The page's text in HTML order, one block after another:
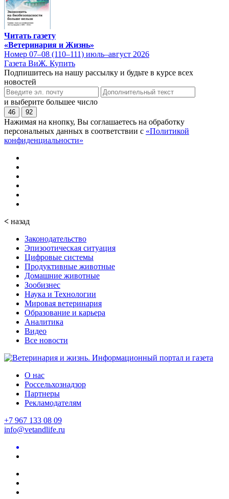
Читать газету
«Ветеринария и Жизнь»
Номер 07–08 (110–111) июль–август 2026
Газета ВиЖ. Купить
Подпишитесь на нашу рассылку и будьте в курсе всех
новостей
и выберите большее число
46 92
Нажимая на кнопку, Вы соглашаетесь на обработку
персональных данных в соответствии с «Политикой
конфиденциальности»
< назад
Законодательство
Эпизоотическая ситуация
Цифровые системы
Продуктивные животные
Домашние животные
Зообизнес
Наука и Технологии
Мировая ветеринария
Образование и карьера
Аналитика
Видео
Все новости
О нас
Россельхознадзор
Партнеры
Рекламодателям
+7 967 133 08 09
info@vetandlife.ru